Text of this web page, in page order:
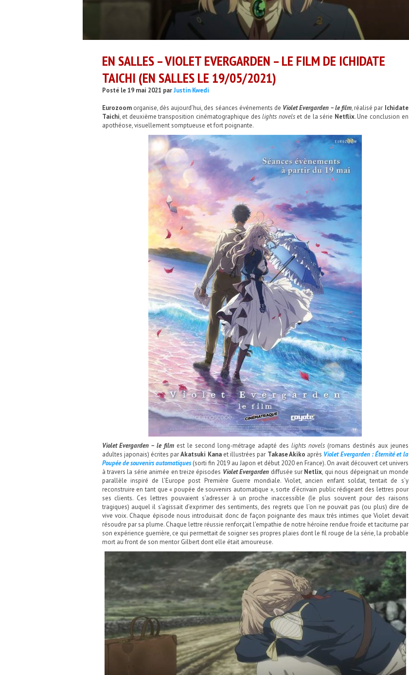
EN SALLES – VIOLET EVERGARDEN – LE FILM DE ICHIDATE
TAICHI (EN SALLES LE 19/05/2021)
Posté le 19 mai 2021 parJustin Kwedi
Eurozoomorganise, dès aujourd’hui, des séances événements de Violet Evergarden – le film, réalisé par Ichidate
Taichi, et deuxième transposition cinématographique deslights novelset de la série Netflix. Une conclusion en
apothéose, visuellement somptueuse et fort poignante.
Violet Evergarden – le film est le second long-métrage adapté des lights novels(romans destinés aux jeunes
adultes japonais) écrites parAkatsuki Kana et illustrées par Takase Akiko après Violet Evergarden : Éternité et la
Poupée de souvenirs automatiques(sorti fin 2019 au Japon et début 2020 en France). On avait découvert cet univers
à travers la série animée en treize épisodes Violet Evergarden diffusée sur Netlix, qui nous dépeignait un monde
parallèle inspiré de l’Europe post Première Guerre mondiale. Violet, ancien enfant soldat, tentait de s’y
reconstruire en tant que « poupée de souvenirs automatique », sorte d’écrivain public rédigeant des lettres pour
ses clients. Ces lettres pouvaient s’adresser à un proche inaccessible (le plus souvent pour des raisons
tragiques) auquel il s’agissait d’exprimer des sentiments, des regrets que l’on ne pouvait pas (ou plus) dire de
vive voix. Chaque épisode nous introduisait donc de façon poignante des maux très intimes que Violet devait
résoudre par sa plume. Chaque lettre réussie renforçait l’empathie de notre héroïne rendue froide et taciturne par
son expérience guerrière, ce qui permettait de soigner ses propres plaies dont le fil rouge de la série, la probable
mort au front de son mentor Gilbert dont elle était amoureuse.